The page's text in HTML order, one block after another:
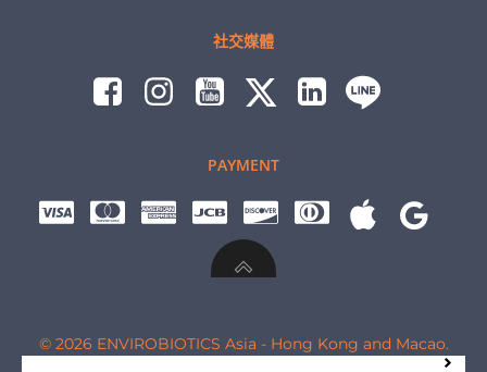
社交媒體
PAYMENT
© 2026 ENVIROBIOTICS Asia - Hong Kong and Macao.